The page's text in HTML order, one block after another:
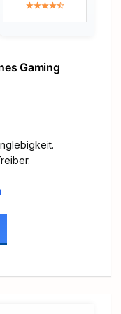
Die
Spielkonsolen
Nintendo Switch
Ohrpolster
reduzieren
Gaming
lange
– mit bis zu 120
Cloud III